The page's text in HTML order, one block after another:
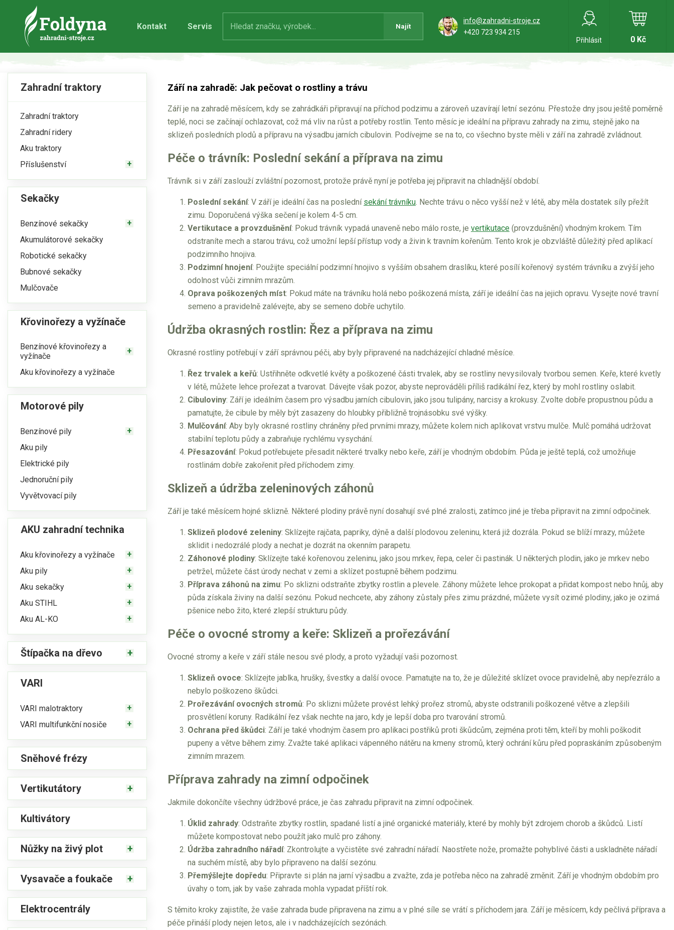
Kontakt Servis Najít
info@zahradni-stroje.cz
+420 723 934 215
Přihlásit
0 Kč
Zahradní traktory
Zahradní traktory
Zahradní ridery
Aku traktory
Příslušenství
Sekačky
Benzínové sekačky
Akumulátorové sekačky
Robotické sekačky
Bubnové sekačky
Mulčovače
Křovinořezy a vyžínače
Benzínové křovinořezy a
vyžínače
Aku křovinořezy a vyžínače
Motorové pily
Benzínové pily
Aku pily
Elektrické pily
Jednoruční pily
Vyvětvovací pily
AKU zahradní technika
Aku křovinořezy a vyžínače
Aku pily
Aku sekačky
Aku STIHL
Aku AL-KO
Štípačka na dřevo
VARI
VARI malotraktory
VARI multifunkční nosiče
Sněhové frézy
Vertikutátory
Kultivátory
Nůžky na živý plot
Vysavače a foukače
Elektrocentrály
Září na zahradě: Jak pečovat o rostliny a trávu
Září je na zahradě měsícem, kdy se zahrádkáři připravují na příchod podzimu a zároveň uzavírají letní sezónu. Přestože dny jsou ještě poměrně
teplé, noci se začínají ochlazovat, což má vliv na růst a potřeby rostlin. Tento měsíc je ideální na přípravu zahrady na zimu, stejně jako na
sklizeň posledních plodů a přípravu na výsadbu jarních cibulovin. Podívejme se na to, co všechno byste měli v září na zahradě zvládnout.
Péče o trávník: Poslední sekání a příprava na zimu
Trávník si v září zaslouží zvláštní pozornost, protože právě nyní je potřeba jej připravit na chladnější období.
Poslední sekání: V září je ideální čas na poslední sekání trávníku. Nechte trávu o něco vyšší než v létě, aby měla dostatek síly přežít
zimu. Doporučená výška sečení je kolem 4-5 cm.
Vertikutace a provzdušnění: Pokud trávník vypadá unaveně nebo málo roste, je vertikutace (provzdušnění) vhodným krokem. Tím
odstraníte mech a starou trávu, což umožní lepší přístup vody a živin k travním kořenům. Tento krok je obzvláště důležitý před aplikací
podzimního hnojiva.
Podzimní hnojení: Použijte speciální podzimní hnojivo s vyšším obsahem draslíku, které posílí kořenový systém trávníku a zvýší jeho
odolnost vůči zimním mrazům.
Oprava poškozených míst: Pokud máte na trávníku holá nebo poškozená místa, září je ideální čas na jejich opravu. Vysejte nové travní
semeno a pravidelně zalévejte, aby se semeno dobře uchytilo.
Údržba okrasných rostlin: Řez a příprava na zimu
Okrasné rostliny potřebují v září správnou péči, aby byly připravené na nadcházející chladné měsíce.
Řez trvalek a keřů: Ustřihněte odkvetlé květy a poškozené části trvalek, aby se rostliny nevysilovaly tvorbou semen. Keře, které kvetly
v létě, můžete lehce prořezat a tvarovat. Dávejte však pozor, abyste neprováděli příliš radikální řez, který by mohl rostliny oslabit.
Cibuloviny: Září je ideálním časem pro výsadbu jarních cibulovin, jako jsou tulipány, narcisy a krokusy. Zvolte dobře propustnou půdu a
pamatujte, že cibule by měly být zasazeny do hloubky přibližně trojnásobku své výšky.
Mulčování: Aby byly okrasné rostliny chráněny před prvními mrazy, můžete kolem nich aplikovat vrstvu mulče. Mulč pomáhá udržovat
stabilní teplotu půdy a zabraňuje rychlému vysychání.
Přesazování: Pokud potřebujete přesadit některé trvalky nebo keře, září je vhodným obdobím. Půda je ještě teplá, což umožňuje
rostlinám dobře zakořenit před příchodem zimy.
Sklizeň a údržba zeleninových záhonů
Září je také měsícem hojné sklizně. Některé plodiny právě nyní dosahují své plné zralosti, zatímco jiné je třeba připravit na zimní odpočinek.
Sklizeň plodové zeleniny: Sklízejte rajčata, papriky, dýně a další plodovou zeleninu, která již dozrála. Pokud se blíží mrazy, můžete
sklidit i nedozrálé plody a nechat je dozrát na okenním parapetu.
Záhonové plodiny: Sklízejte také kořenovou zeleninu, jako jsou mrkev, řepa, celer či pastinák. U některých plodin, jako je mrkev nebo
petržel, můžete část úrody nechat v zemi a sklízet postupně během podzimu.
Příprava záhonů na zimu: Po sklizni odstraňte zbytky rostlin a plevele. Záhony můžete lehce prokopat a přidat kompost nebo hnůj, aby
půda získala živiny na další sezónu. Pokud nechcete, aby záhony zůstaly přes zimu prázdné, můžete vysít ozimé plodiny, jako je ozimá
pšenice nebo žito, které zlepší strukturu půdy.
Péče o ovocné stromy a keře: Sklizeň a prořezávání
Ovocné stromy a keře v září stále nesou své plody, a proto vyžadují vaši pozornost.
Sklizeň ovoce: Sklízejte jablka, hrušky, švestky a další ovoce. Pamatujte na to, že je důležité sklízet ovoce pravidelně, aby nepřezrálo a
nebylo poškozeno škůdci.
Prořezávání ovocných stromů: Po sklizni můžete provést lehký prořez stromů, abyste odstranili poškozené větve a zlepšili
prosvětlení koruny. Radikální řez však nechte na jaro, kdy je lepší doba pro tvarování stromů.
Ochrana před škůdci: Září je také vhodným časem pro aplikaci postřiků proti škůdcům, zejména proti těm, kteří by mohli poškodit
pupeny a větve během zimy. Zvažte také aplikaci vápenného nátěru na kmeny stromů, který ochrání kůru před popraskáním způsobeným
zimním mrazem.
Příprava zahrady na zimní odpočinek
Jakmile dokončíte všechny údržbové práce, je čas zahradu připravit na zimní odpočinek.
Úklid zahrady: Odstraňte zbytky rostlin, spadané listí a jiné organické materiály, které by mohly být zdrojem chorob a škůdců. Listí
můžete kompostovat nebo použít jako mulč pro záhony.
Údržba zahradního nářadí: Zkontrolujte a vyčistěte své zahradní nářadí. Naostřete nože, promažte pohyblivé části a uskladněte nářadí
na suchém místě, aby bylo připraveno na další sezónu.
Přemýšlejte dopředu: Připravte si plán na jarní výsadbu a zvažte, zda je potřeba něco na zahradě změnit. Září je vhodným obdobím pro
úvahy o tom, jak by vaše zahrada mohla vypadat příští rok.
S těmito kroky zajistíte, že vaše zahrada bude připravena na zimu a v plné síle se vrátí s příchodem jara. Září je měsícem, kdy pečlivá příprava a
péče přináší plody nejen letos, ale i v nadcházejících sezónách.